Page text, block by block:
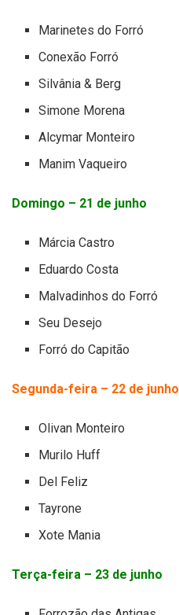
Marinetes do Forró
Conexão Forró
Silvânia & Berg
Simone Morena
Alcymar Monteiro
Manim Vaqueiro
Domingo – 21 de junho
Márcia Castro
Eduardo Costa
Malvadinhos do Forró
Seu Desejo
Forró do Capitão
Segunda-feira – 22 de junho
Olivan Monteiro
Murilo Huff
Del Feliz
Tayrone
Xote Mania
Terça-feira – 23 de junho